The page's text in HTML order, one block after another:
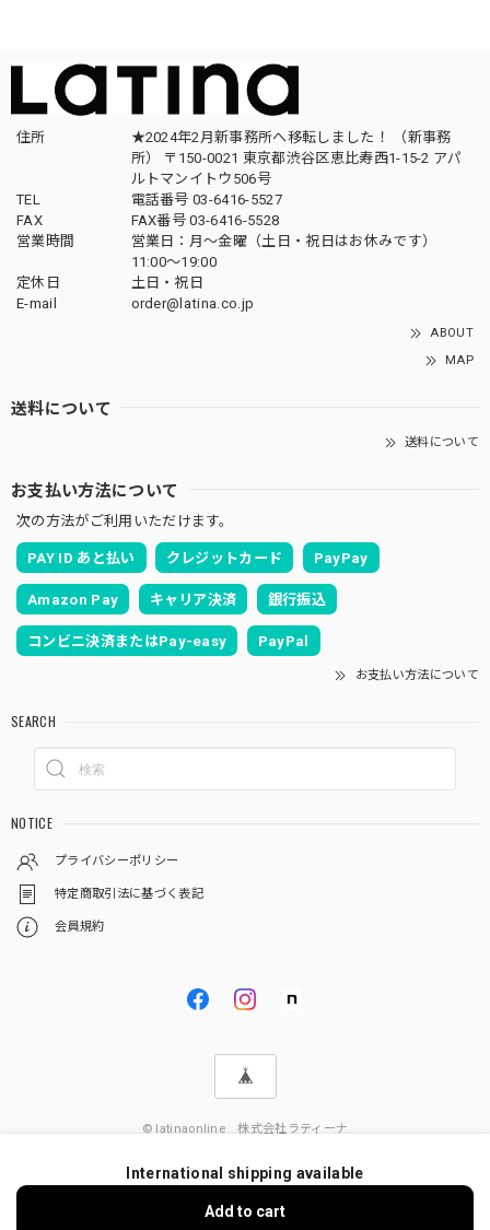
住所
★2024年2月新事務所へ移転しました！ （新事務
所） 〒150-0021 東京都渋谷区恵比寿西1-15-2 アパ
ルトマンイトウ506号
TEL
電話番号 03-6416-5527
FAX
FAX番号 03-6416-5528
営業時間
営業日：月〜金曜（土日・祝日はお休みです）
11:00〜19:00
定休日
土日・祝日
E-mail
order@latina.co.jp
ABOUT
MAP
送料について
送料について
お支払い方法について
次の方法がご利用いただけます。
PAY ID あと払い クレジットカード PayPay
Amazon Pay キャリア決済 銀行振込
コンビニ決済またはPay-easy PayPal
お支払い方法について
SEARCH
NOTICE
プライバシーポリシー
特定商取引法に基づく表記
会員規約
© latinaonline 株式会社ラティーナ
International shipping available
Add to cart